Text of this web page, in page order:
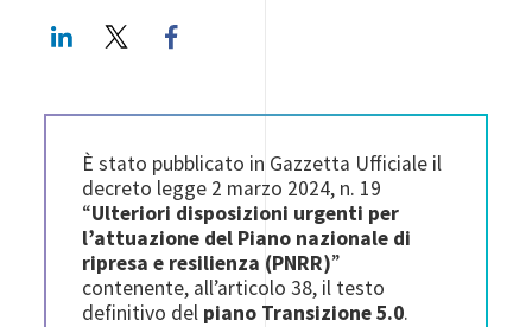
LinkedInTwitter
È stato pubblicato in Gazzetta Ufficiale il
decreto legge 2 marzo 2024, n. 19
“Ulteriori disposizioni urgenti per
l’attuazione del Piano nazionale di
ripresa e resilienza (PNRR)”
contenente, all’articolo 38, il testo
definitivo del piano Transizione 5.0.